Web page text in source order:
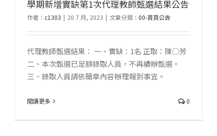
學期新增實缺第1次代理教師甄選結果公告
作者： c1303 | 20 7 月, 2023 | 文章分類： 00-首頁公告
代理教師甄選結果： 一、實缺：1名 正取：陳○芳
二、本次甄選已足額錄取人員，不再續辦甄選。
三、錄取人員請依簡章內容辦理報到事宜。
閱讀更多 0